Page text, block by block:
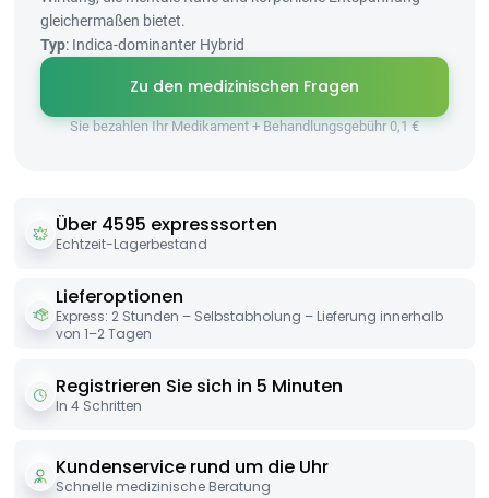
gleichermaßen bietet.
Typ: Indica-dominanter Hybrid
Zu den medizinischen Fragen
Sie bezahlen Ihr Medikament + Behandlungsgebühr 0,1 €
Über 4595 expresssorten
Echtzeit-Lagerbestand
Lieferoptionen
Express: 2 Stunden – Selbstabholung – Lieferung innerhalb
von 1–2 Tagen
Registrieren Sie sich in 5 Minuten
In 4 Schritten
Kundenservice rund um die Uhr
Schnelle medizinische Beratung